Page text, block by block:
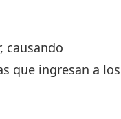
causando
que ingresan a los